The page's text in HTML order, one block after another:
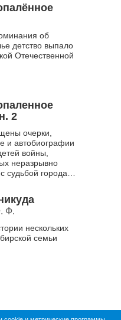
дивизии
об
детство выпало
Отечественной
2
очерки,
и автобиографии
войны,
неразрывно
судьбой города
Ф.
нескольких
семьи